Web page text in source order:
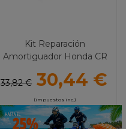
Kit Reparación
Amortiguador Honda CR
ALL BALLS
33,82 € 30,44 €
(impuestos inc.)